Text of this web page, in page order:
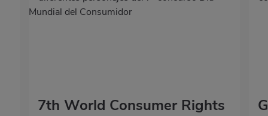
7th World Consumer Rights